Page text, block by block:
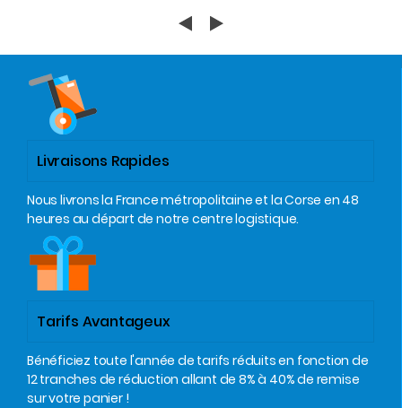
Livraisons Rapides
Nous livrons la France métropolitaine et la Corse en 48
heures au départ de notre centre logistique.
Tarifs Avantageux
Bénéficiez toute l'année de tarifs réduits en fonction de
12 tranches de réduction allant de 8% à 40% de remise
sur votre panier !